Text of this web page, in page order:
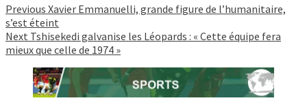
Continue
Reading
Previous Xavier Emmanuelli, grande figure de l’humanitaire,
s’est éteint
Next Tshisekedi galvanise les Léopards : « Cette équipe fera
mieux que celle de 1974 »